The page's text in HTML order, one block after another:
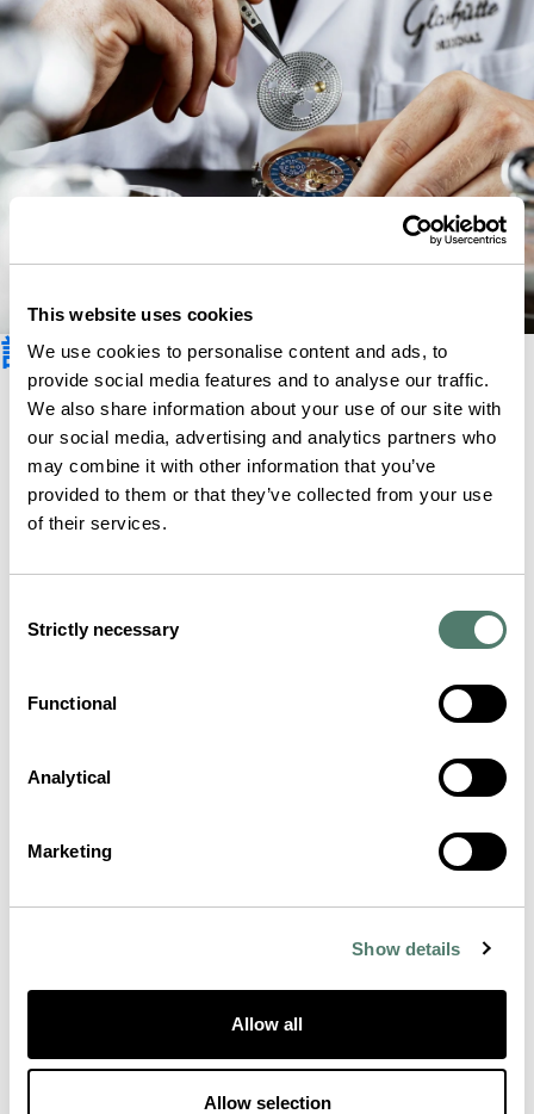
This website uses cookies
We use cookies to personalise content and ads, to
provide social media features and to analyse our traffic.
We also share information about your use of our site with
our social media, advertising and analytics partners who
may combine it with other information that you’ve
provided to them or that they’ve collected from your use
of their services.
Selection
Strictly necessary
Functional
Analytical
Marketing
Show details
Allow all
Allow selection
訂閱新聞資訊